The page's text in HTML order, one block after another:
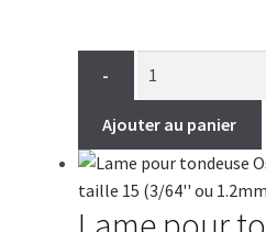
-
Ajouter au panier